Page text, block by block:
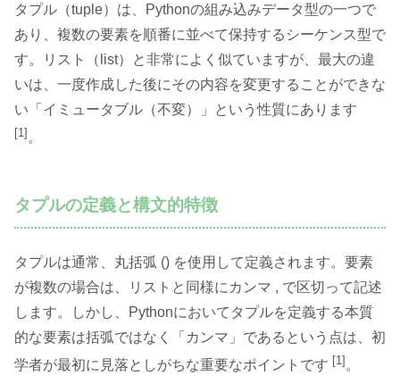
タプル（tuple）は、Pythonの組み込みデータ型の一つで
あり、複数の要素を順番に並べて保持するシーケンス型で
す。リスト（list）と非常によく似ていますが、最大の違
いは、一度作成した後にその内容を変更することができな
い「イミュータブル（不変）」という性質にあります
[1] 。
タプルの定義と構文的特徴
タプルは通常、丸括弧 () を使用して定義されます。要素
が複数の場合は、リストと同様にカンマ , で区切って記述
します。しかし、Pythonにおいてタプルを定義する本質
的な要素は括弧ではなく「カンマ」であるという点は、初
学者が最初に見落としがちな重要なポイントです [1] 。